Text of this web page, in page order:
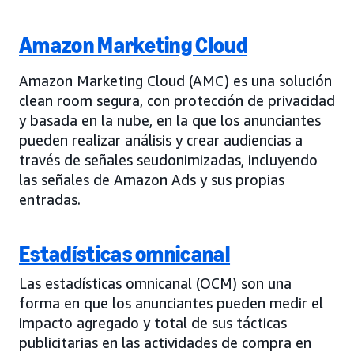
Amazon Marketing Cloud
Amazon Marketing Cloud (AMC) es una solución
clean room segura, con protección de privacidad
y basada en la nube, en la que los anunciantes
pueden realizar análisis y crear audiencias a
través de señales seudonimizadas, incluyendo
las señales de Amazon Ads y sus propias
entradas.
Estadísticas omnicanal
Las estadísticas omnicanal (OCM) son una
forma en que los anunciantes pueden medir el
impacto agregado y total de sus tácticas
publicitarias en las actividades de compra en